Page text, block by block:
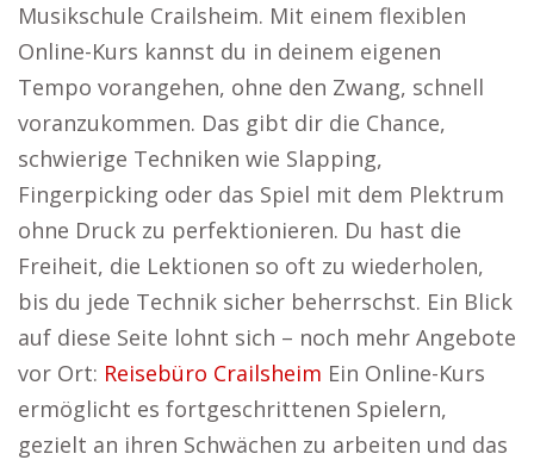
Musikschule Crailsheim. Mit einem flexiblen
Online-Kurs kannst du in deinem eigenen
Tempo vorangehen, ohne den Zwang, schnell
voranzukommen. Das gibt dir die Chance,
schwierige Techniken wie Slapping,
Fingerpicking oder das Spiel mit dem Plektrum
ohne Druck zu perfektionieren. Du hast die
Freiheit, die Lektionen so oft zu wiederholen,
bis du jede Technik sicher beherrschst. Ein Blick
auf diese Seite lohnt sich – noch mehr Angebote
vor Ort: Reisebüro Crailsheim Ein Online-Kurs
ermöglicht es fortgeschrittenen Spielern,
gezielt an ihren Schwächen zu arbeiten und das